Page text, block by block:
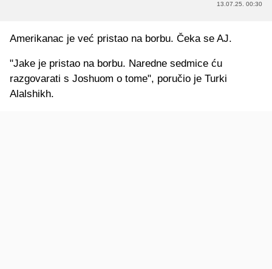
13.07.25. 00:30
Amerikanac je već pristao na borbu. Čeka se AJ.
"Jake je pristao na borbu. Naredne sedmice ću
razgovarati s Joshuom o tome", poručio je Turki
Alalshikh.